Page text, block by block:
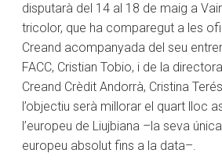
disputarà del 14 al 18 de maig a
tricolor, que ha comparegut a les
Creand acompanyada del seu
FACC, Cristian Tobio, i de la
Creand Crèdit Andorrà, Cristina
l’objectiu serà millorar el quart lloc
l’europeu de Liujbiana –la seva
europeu absolut fins a la data–.